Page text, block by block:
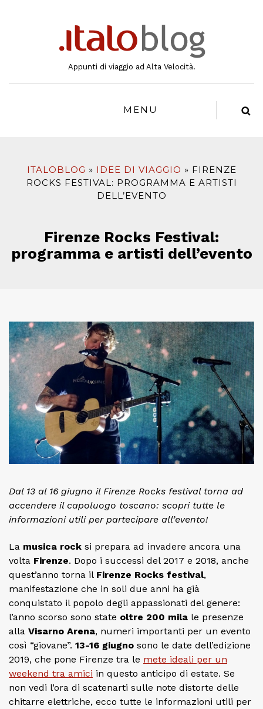
Appunti di viaggio ad Alta Velocità.
MENU
ITALOBLOG IDEE DI VIAGGIO
FIRENZE
ROCKS FESTIVAL: PROGRAMMA E ARTISTI
DELL’EVENTO
Firenze Rocks Festival:
programma e artisti dell’evento
Dal 13 al 16 giugno il Firenze Rocks festival torna ad
accendere il capoluogo toscano: scopri tutte le
informazioni utili per partecipare all’evento!
La musica rock si prepara ad invadere ancora una
volta Firenze. Dopo i successi del 2017 e 2018, anche
quest’anno torna il Firenze Rocks festival,
manifestazione che in soli due anni ha già
conquistato il popolo degli appassionati del genere:
l’anno scorso sono state oltre 200 mila le presenze
alla Visarno Arena, numeri importanti per un evento
così “giovane”. 13-16 giugno sono le date dell’edizione
2019, che pone Firenze tra le mete ideali per un
weekend tra amici in questo anticipo di estate. Se
non vedi l’ora di scatenarti sulle note distorte delle
chitarre elettriche, ecco tutte le informazioni utili per